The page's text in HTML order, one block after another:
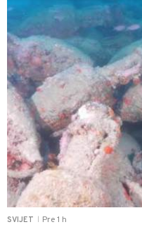
SVIJET Pre 1 h